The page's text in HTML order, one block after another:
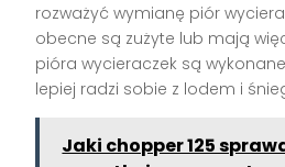
rozważyć wymianę piór
obecne są zużyte lub mają
pióra wycieraczek są
lepiej radzi sobie z lodem i
Jaki chopper 125